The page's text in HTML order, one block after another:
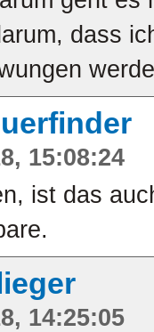
dass
15:08:24
ist das
14:25:05